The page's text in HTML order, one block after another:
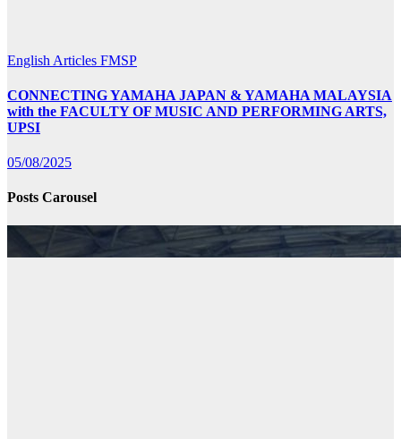
English Articles FMSP
CONNECTING YAMAHA JAPAN & YAMAHA MALAYSIA
with the FACULTY OF MUSIC AND PERFORMING ARTS,
UPSI
05/08/2025
Posts Carousel